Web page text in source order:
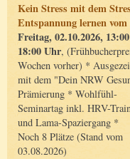
Kein Stress mit dem
Entspannung lernen
Freitag, 02.10.2026,
18:00 Uhr,
Wochen vorher) *
mit dem "Dein NRW
Prämierung * Wohlfühl-
Seminartag inkl. HRV-
und Lama-Spaziergang *
Noch 8 Plätze (Stand vom
03.08.2026)